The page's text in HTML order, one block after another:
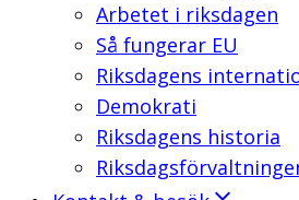
Arbetet i riksdagen
Så fungerar EU
Riksdagens
Demokrati
Riksdagens historia